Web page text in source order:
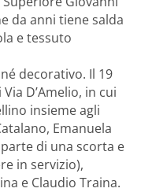
da anni tiene salda
e tessuto
decorativo. Il 19
D’Amelio, in cui
insieme agli
Emanuela
di una scorta e
in servizio),
e Claudio Traina.